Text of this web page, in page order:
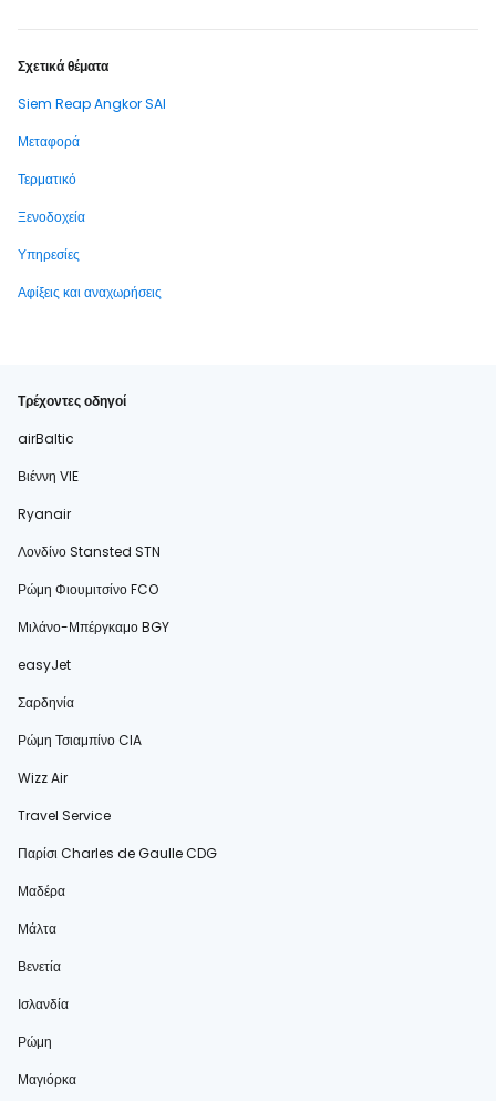
Σχετικά θέματα
Siem Reap Angkor SAI
Μεταφορά
Τερματικό
Ξενοδοχεία
Υπηρεσίες
Αφίξεις και αναχωρήσεις
Τρέχοντες οδηγοί
airBaltic
Βιέννη VIE
Ryanair
Λονδίνο Stansted STN
Ρώμη Φιουμιτσίνο FCO
Μιλάνο-Μπέργκαμο BGY
easyJet
Σαρδηνία
Ρώμη Τσιαμπίνο CIA
Wizz Air
Travel Service
Παρίσι Charles de Gaulle CDG
Μαδέρα
Μάλτα
Βενετία
Ισλανδία
Ρώμη
Μαγιόρκα